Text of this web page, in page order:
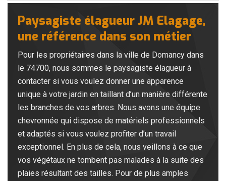
Paysagiste élagueur JM Elagage,
une référence dans son métier
Pour les propriétaires dans la ville de Domancy dans
le 74700, nous sommes le paysagiste élagueur à
contacter si vous voulez donner une apparence
unique à votre jardin en taillant d’un manière différente
les branches de vos arbres. Nous avons une équipe
chevronnée qui dispose de matériels professionnels
et adaptés si vous voulez profiter d’un travail
exceptionnel. En plus de cela, nous veillons à ce que
vos végétaux ne tombent pas malades à la suite des
plaies résultant des tailles. Pour de plus amples